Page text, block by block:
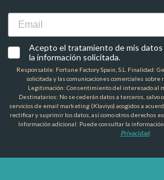
Email
Acepto el tratamiento de mis
la información solicitada.
Responsable: Fortune Factory Spain, S.L. Finalidad:
solicitada y las comunicaciones comerciales sobre
Legitimación: Consentimiento del interesado al
Destinatarios: No se cederán datos a terceros, salvo
servicios de email marketing (Klaviyo) acogidos a
rectificar y suprimir los datos, así como otros derechos
Información adicional: Puede consultar la
Privacidad.